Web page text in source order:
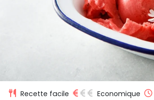
Recette facile Economique